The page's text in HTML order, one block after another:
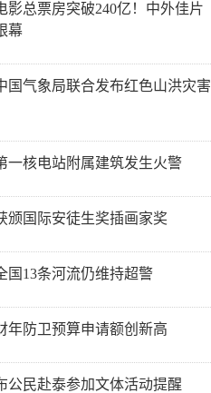
影总票房突破240亿！中外佳片
幕
国气象局联合发布红色山洪灾害
一核电站附属建筑发生火警
颁国际安徒生奖插画家奖
国13条河流仍维持超警
年防卫预算申请额创新高
公民赴泰参加文体活动提醒